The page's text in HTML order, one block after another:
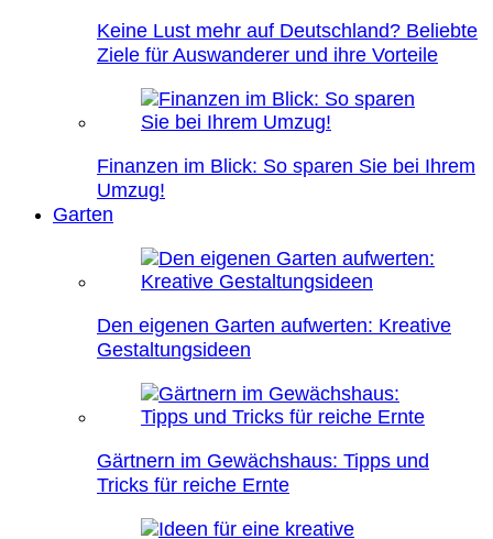
Keine Lust mehr auf Deutschland? Beliebte
Ziele für Auswanderer und ihre Vorteile
Finanzen im Blick: So sparen Sie bei Ihrem
Umzug!
Garten
Den eigenen Garten aufwerten: Kreative
Gestaltungsideen
Gärtnern im Gewächshaus: Tipps und
Tricks für reiche Ernte